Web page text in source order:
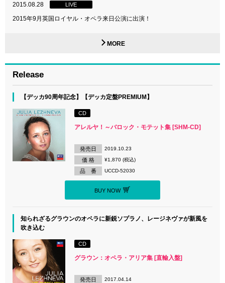
2015.08.28 LIVE
2015年9月英国ロイヤル・オペラ来日公演に出演！
MORE
Release
【デッカ90周年記念】【デッカ定盤PREMIUM】
CD
アレルヤ！～バロック・モテット集 [SHM-CD]
発売日 2019.10.23
価 格 ¥1,870 (税込)
品 番 UCCD-52030
BUY NOW
知られざるグラウンのオペラに新鋭ソプラノ、レージネヴァが新風を
吹き込む
CD
グラウン：オペラ・アリア集 [直輸入盤]
発売日 2017.04.14